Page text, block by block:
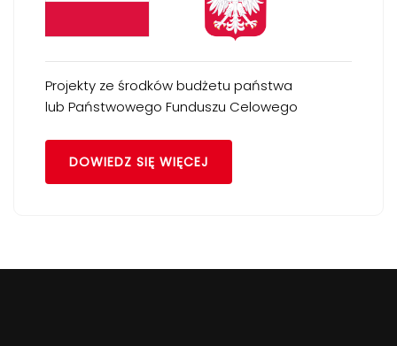
Projekty ze środków budżetu państwa
lub Państwowego Funduszu Celowego
DOWIEDZ SIĘ WIĘCEJ